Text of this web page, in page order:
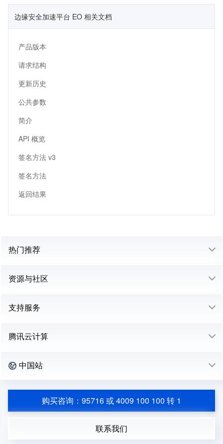
边缘安全加速平台 EO 相关文档
产品版本
请求结构
更新历史
公共参数
简介
API 概览
签名方法 v3
签名方法
返回结果
热门推荐
资源与社区
支持服务
腾讯云计算
中国站
购买咨询：95716 或 4009 100 100 转 1
联系我们